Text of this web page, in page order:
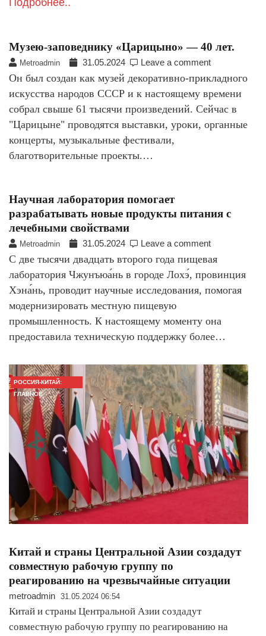
Музею-заповеднику «Царицыно» — 40 лет.
Metroadmin 31.05.2024 Leave a comment
Он был создан как музей декоративно-прикладного
искусства народов СССР и к настоящему времени
собрал свыше 61 тысячи произведений. Сейчас в
"Царицыне" проводятся выставки, уроки, органные
концерты, музыкальные фестивали,
благотворительные проекты.…
Научная лаборатория помогает
разрабатывать новые продукты питания с
лечебными свойствами
Metroadmin 31.05.2024 Leave a comment
С две тысячи двадцать второго года пищевая
лаборатория Чжунъюа́нь в городе Лохэ́, провинция
Хэна́нь, проводит научные исследования, помогая
модернизировать местную пищевую
промышленность. К настоящему моменту она
предоставила техническую поддержку более…
РОССИЯ-КИТАЙ:
ГЛАВНОЕ
Китай и страны Центральной Азии создадут
совместную рабочую группу по
реагированию на чрезвычайные ситуации
metroadmin 31.05.2024 06:54
Китай и страны Центральной Азии создадут
совместную рабочую группу по реагированию на